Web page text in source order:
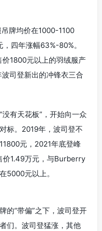
牌均价在1000-1100
四年涨幅63%-80%。
1800元以上的羽绒服产
司登新出的冲锋衣三合
有天花板”，开始向一众
标。2019年，波司登不
元，2021年底登峰
价1.49万元，与Burberry
5000元以上。
的“带偏”之下，波司登开
们。波司登猛涨，其他